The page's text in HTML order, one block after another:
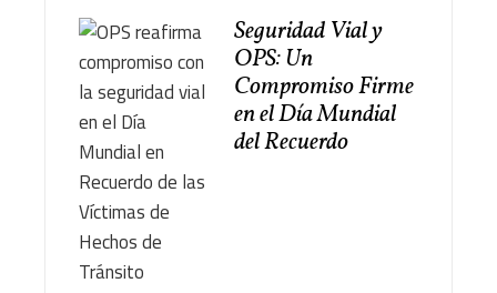
Seguridad Vial y
OPS: Un
Compromiso Firme
en el Día Mundial
del Recuerdo